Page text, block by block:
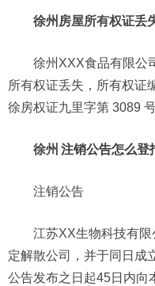
徐州房屋所有权证丢
徐州XXX食品有限公
所有权证丢失，所有权证
徐房权证九里字第 3089
徐州 注销公告怎么登
注销公告
江苏XX生物科技有
定解散公司，并于同日成
公告发布之日起45日内向